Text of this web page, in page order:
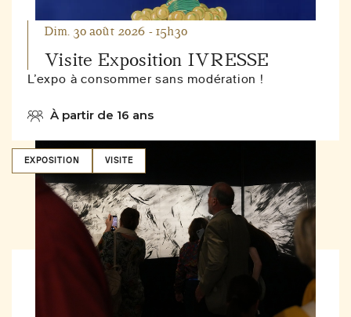
Visite Exposition IVRESSE
Dim. 30 août 2026 - 15h30
L’expo à consommer sans modération !
À partir de 16 ans
EXPOSITION VISITE